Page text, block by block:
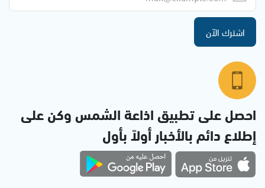
اشترك الآن
احصل على تطبيق اذاعة الشمس وكن على
إطلاع دائم بالأخبار أولاً بأول